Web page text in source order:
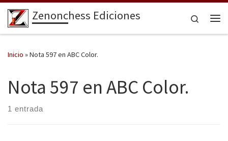
Saltar al contenido
Zenonchess Ediciones
Search
Inicio »Nota 597 en ABC Color.
Nota 597 en ABC Color.
1 entrada